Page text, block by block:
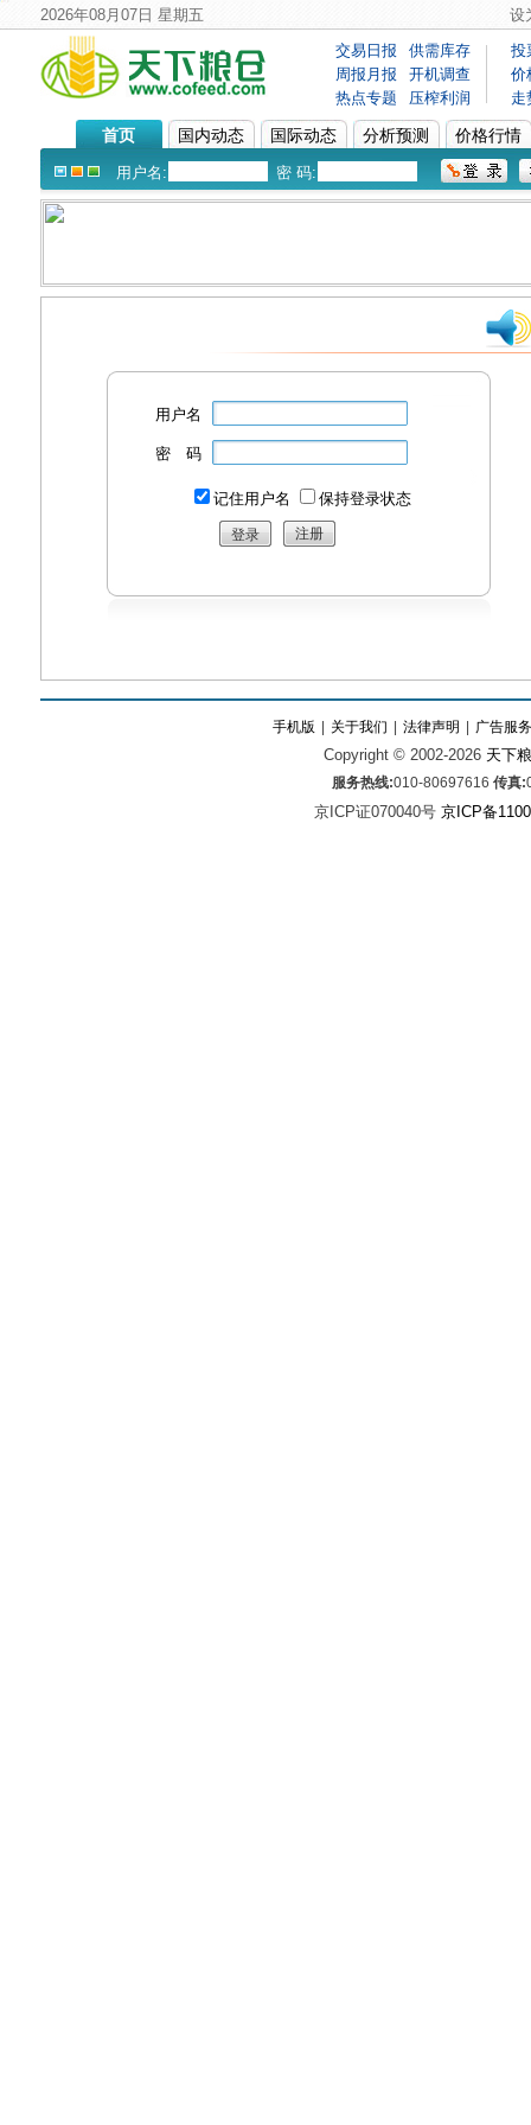
2026年08月07日 星期五
设
交易日报
供需库存
周报月报
开机调查
热点专题
压榨利润
投
价
走
首页 国内动态 国际动态 分析预测 价格行情
用户名: 密 码:
用户名
密 码
记住用户名 保持登录状态
注册
手机版 关于我们 法律声明 广告服务
Copyright © 2002-2026 天下
服务热线:010-80697616 传真:
京ICP证070040号 京ICP备